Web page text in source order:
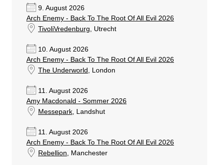
9. August 2026
Arch Enemy - Back To The Root Of All Evil 2026
TivoliVredenburg , Utrecht
10. August 2026
Arch Enemy - Back To The Root Of All Evil 2026
The Underworld , London
11. August 2026
Amy Macdonald - Sommer 2026
Messepark, Landshut
11. August 2026
Arch Enemy - Back To The Root Of All Evil 2026
Rebellion , Manchester